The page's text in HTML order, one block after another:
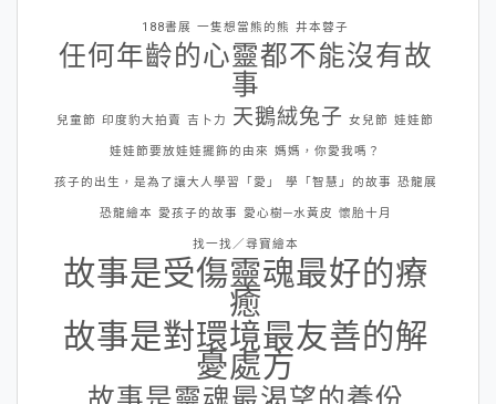
188書展 一隻想當熊的熊 井本蓉子
任何年齡的心靈都不能沒有故
事
兒童節 印度豹大拍賣 吉卜力 天鵝絨兔子 女兒節 娃娃節
娃娃節要放娃娃擺飾的由來 媽媽，你愛我嗎？
孩子的出生，是為了讓大人學習「愛」 學「智慧」的故事 恐龍展
恐龍繪本 愛孩子的故事 愛心樹─水黃皮 懷胎十月
找一找／尋寶繪本
故事是受傷靈魂最好的療
癒
故事是對環境最友善的解
憂處方